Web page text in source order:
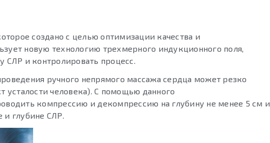
создано с целью оптимизации качества и
новую технологию трехмерного индукционного поля,
СЛР и контролировать процесс.
ручного непрямого массажа сердца может резко
усталости человека). С помощью данного
компрессию и декомпрессию на глубину не менее 5 см и
и глубине СЛР.